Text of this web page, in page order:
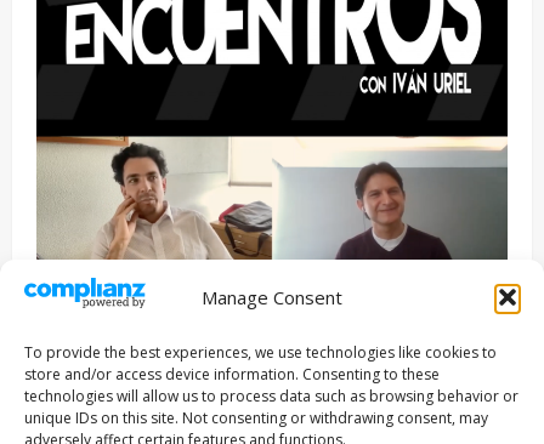
Manage Consent
To provide the best experiences, we use technologies like cookies to
store and/or access device information. Consenting to these
technologies will allow us to process data such as browsing behavior or
unique IDs on this site. Not consenting or withdrawing consent, may
adversely affect certain features and functions.
Entrevista Series
ENCUENTROS CON IVÁN URIEL T3E22: JUAN PATRICIO
RIVEROLL
Filmakersmovie 5 mayo, 2026